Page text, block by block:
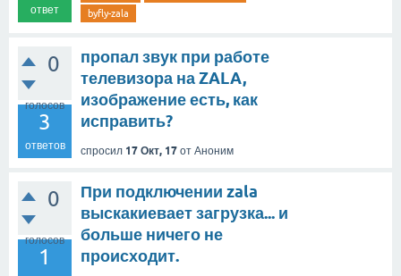
ответ
byfly-zala
0
голосов
3
ответов
пропал звук при работе
телевизора на ZALA,
изображение есть, как
исправить?
спросил 17 Окт, 17 от Аноним
0
голосов
1
При подключении zala
выскакиевает загрузка... и
больше ничего не
происходит.